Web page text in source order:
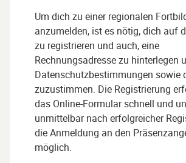
Um dich zu einer regionalen
anzumelden, ist es nötig, dich auf
zu registrieren und auch, eine
Rechnungsadresse zu hinterlegen
Datenschutzbestimmungen sowie
zuzustimmen. Die Registrierung
das Online-Formular schnell und
unmittelbar nach erfolgreicher
die Anmeldung an den
möglich.